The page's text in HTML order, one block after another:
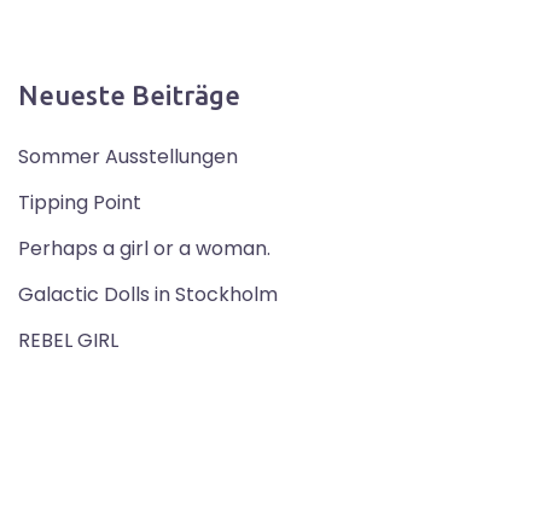
Neueste Beiträge
Sommer Ausstellungen
Tipping Point
Perhaps a girl or a woman.
Galactic Dolls in Stockholm
REBEL GIRL